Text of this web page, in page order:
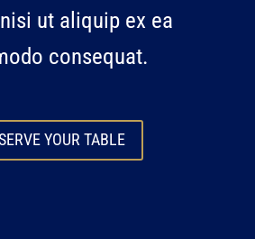
ut aliquip ex ea
consequat.
YOUR TABLE